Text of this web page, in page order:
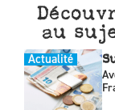
au
Actualité